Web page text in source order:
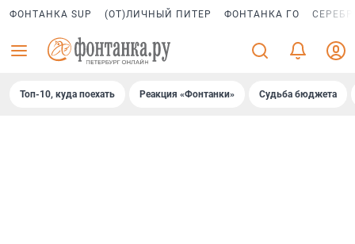
ФОНТАНКА SUP (ОТ)ЛИЧНЫЙ ПИТЕР ФОНТАНКА ГО
Топ-10, куда поехать Реакция «Фонтанки» Судьба бюджета